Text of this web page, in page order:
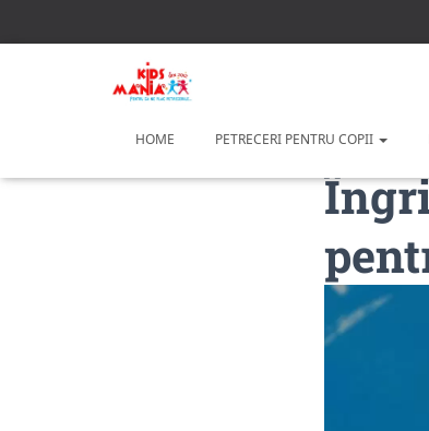
HOME PETRECERI PENTRU COPII